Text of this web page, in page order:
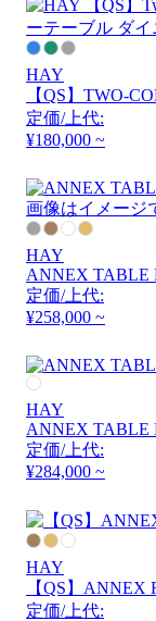
HAY
【QS】TWO-
定価/上代:
¥180,000 ~
画像はイメージ
HAY
ANNEX TABLE
定価/上代:
¥258,000 ~
HAY
ANNEX TABLE
定価/上代:
¥284,000 ~
HAY
【QS】ANNEX
定価/上代: